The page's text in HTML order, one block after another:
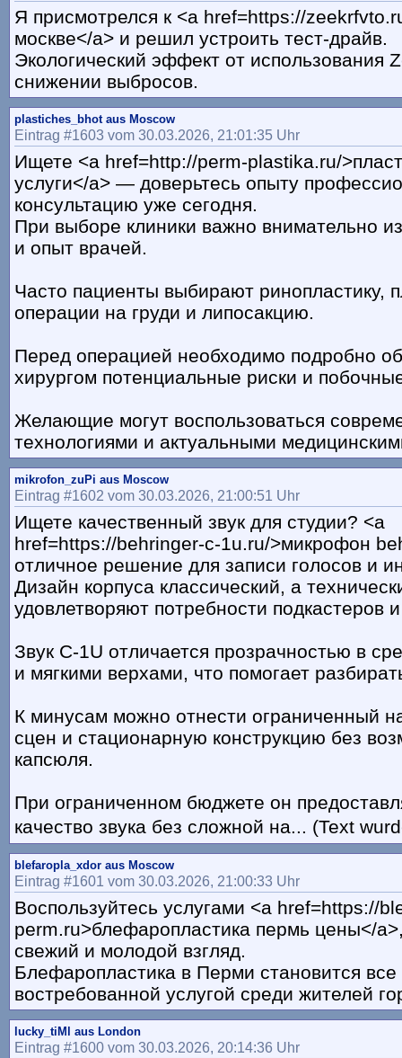
Я присмотрелся к <a href=https://
москве</a> и решил устроить тест-драйв.
Экологический эффект от использования
снижении выбросов.
plastiches_bhot aus Moscow
Eintrag #1603 vom 30.03.2026, 21:01:35 Uhr
Ищете <a href=http://perm-plastika.ru/
услуги</a> — доверьтесь опыту
консультацию уже сегодня.
При выборе клиники важно внимательно
и опыт врачей.
Часто пациенты выбирают ринопластику,
операции на груди и липосакцию.
Перед операцией необходимо подробно
хирургом потенциальные риски и
Желающие могут воспользоваться
технологиями и актуальными
mikrofon_zuPi aus Moscow
Eintrag #1602 vom 30.03.2026, 21:00:51 Uhr
Ищете качественный звук для студии? <a
href=https://behringer-c-1u.ru/>микрофон
отличное решение для записи голосов и
Дизайн корпуса классический, а
удовлетворяют потребности подкастеров
Звук C-1U отличается прозрачностью в
и мягкими верхами, что помогает
К минусам можно отнести ограниченный
сцен и стационарную конструкцию без
капсюля.
При ограниченном бюджете он
качество звука без сложной на... (Text
blefaropla_xdor aus Moscow
Eintrag #1601 vom 30.03.2026, 21:00:33 Uhr
Воспользуйтесь услугами <a href=https://
perm.ru>блефаропластика пермь цены</
свежий и молодой взгляд.
Блефаропластика в Перми становится
востребованной услугой среди жителей
lucky_tiMl aus London
Eintrag #1600 vom 30.03.2026, 20:14:36 Uhr